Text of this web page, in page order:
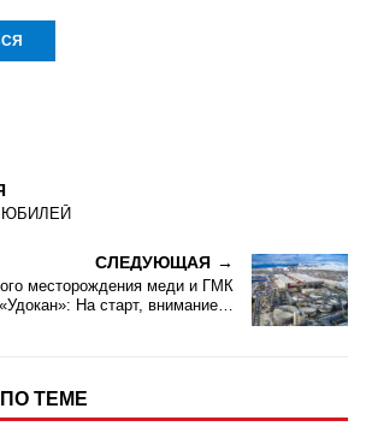
ЮБИЛЕЙ
СЛЕДУЮЩАЯ
месторождения меди и ГМК
«Удокан»: На старт, внимание…
ТЕМЕ